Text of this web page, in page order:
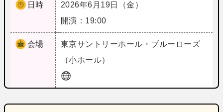
日時
2026年6月19日（金）
開演：19:00
会場 東京サントリーホール・ブルーローズ
（小ホール）